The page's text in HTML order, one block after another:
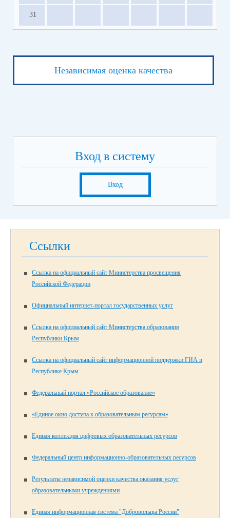
31
Независимая оценка качества
Вход в систему
Вход
Ссылки
Ссылка на официальный сайт Министерства просвещения
Российской Федерации
Официальный интернет-портал государственных услуг
Ссылка на официальный сайт Министерства образования
Республики Крым
Ссылка на официальный сайт информационной поддержки ГИА в
Республике Крым
Федеральный портал «Российское образование»
«Единое окно доступа к образовательным ресурсам»
Единая коллекция цифровых образовательных ресурсов
Федеральный центр информационно-образовательных ресурсов
Результаты независимой оценки качества оказания услуг
образовательными учреждениями
Единая информационная система "Добровольцы России"